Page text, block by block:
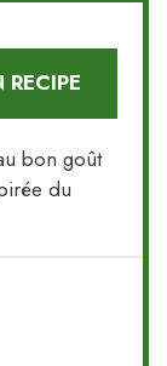
RECIPE
bon goût
du